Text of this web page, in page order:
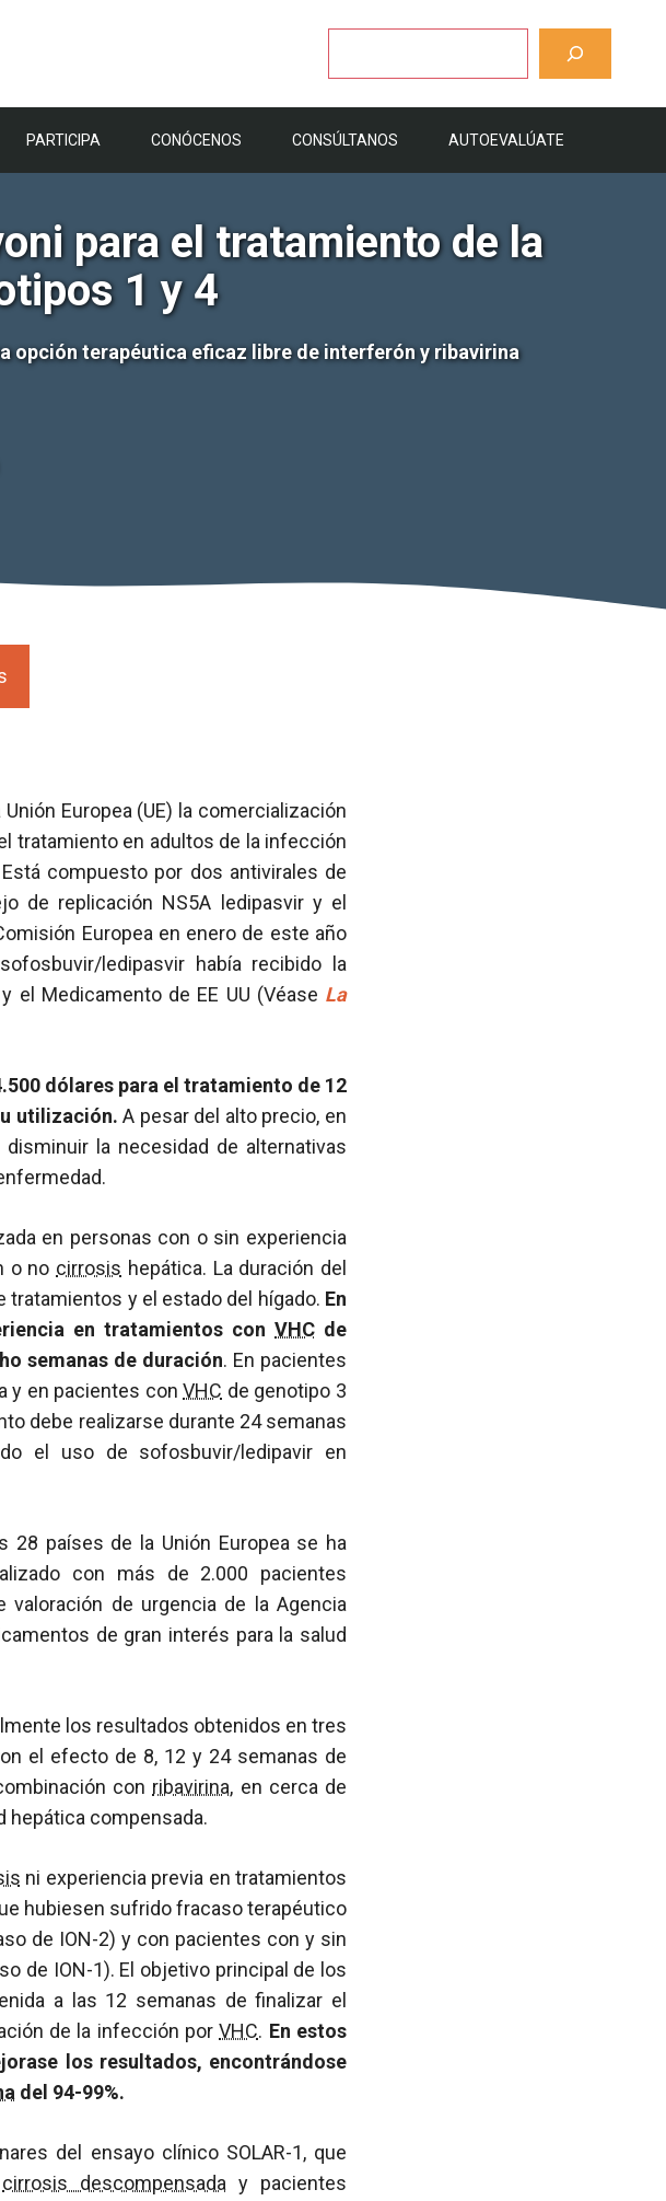
PARTICIPA CONÓCENOS CONSÚLTANOS AUTOEVALÚATE
para el tratamiento de la
1 y 4
opción terapéutica eficaz libre de interferón y ribavirina
Europea (UE) la comercialización
tratamiento en adultos de la infección
compuesto por dos antivirales de
de replicación NS5A ledipasvir y el
Europea en enero de este año
ledipasvir había recibido la
el Medicamento de EE UU (Véase La
dólares para el tratamiento de 12
utilización. A pesar del alto precio, en
la necesidad de alternativas
en personas con o sin experiencia
o no cirrosis hepática. La duración del
tratamientos y el estado del hígado. En
en tratamientos con VHC de
semanas de duración. En pacientes
y en pacientes conVHC de genotipo 3
debe realizarse durante 24 semanas
el uso de sofosbuvir/ledipavir en
28 países de la Unión Europea se ha
con más de 2.000 pacientes
de urgencia de la Agencia
de gran interés para la salud
los resultados obtenidos en tres
el efecto de 8, 12 y 24 semanas de
con ribavirina, en cerca de
hepática compensada.
ni experiencia previa en tratamientos
hubiesen sufrido fracaso terapéutico
de ION-2) y con pacientes con y sin
de ION-1). El objetivo principal de los
a las 12 semanas de finalizar el
de la infección porVHC. En estos
los resultados, encontrándose
del 94-99%.
del ensayo clínico SOLAR-1, que
cirrosis descompensada y pacientes